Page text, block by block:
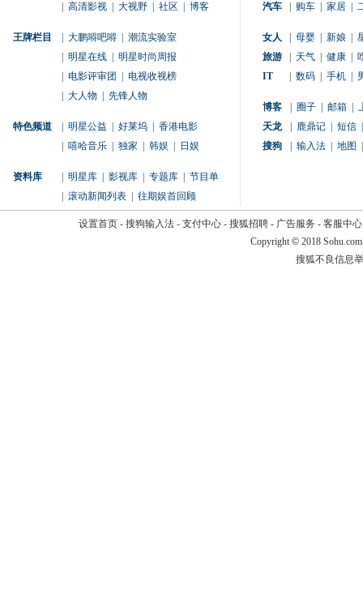
高清影视 大视野 社区 博客
王牌栏目 大鹏嘚吧嘚
潮流实验室
明星在线
明星时尚周报
电影评审团
电视收视榜
大人物 先锋人物
特色频道 明星公益 好莱坞
香港电影
嘻哈音乐 独家 韩娱 日娱
资料库 明星库 影视库 专题库
节目单
滚动新闻列表 往期娱首回顾
汽车
购车 家居
女人 母婴 新娘
旅游
天气 健康
IT
数码 手机
博客 圈子 邮箱
天龙
鹿鼎记 短信
搜狗
输入法 地图
设置首页- 搜狗输入法- 支付中心- 搜狐招聘- 广告服务 - 客服中心
Copyright © 2018
搜狐不良信息